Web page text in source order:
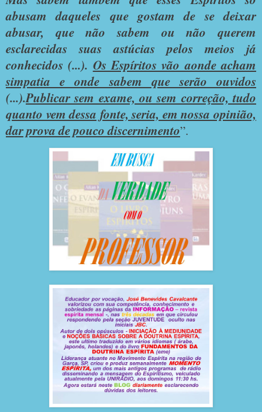
abusam daqueles que gostam de se deixar
abusar, que não sabem ou não querem
esclarecidas suas astúcias pelos meios já
conhecidos (...). Os Espíritos vão aonde acham
simpatia e onde sabem que serão ouvidos
(...).Publicar sem exame, ou sem correção, tudo
quanto vem dessa fonte, seria, em nossa opinião,
dar prova de pouco discernimento”.